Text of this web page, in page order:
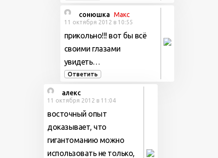
сонюшка Макс
11 октября 2012 в 10:55
прикольно!!! вот бы всё
своими глазами
увидеть…
Ответить
алекс
11 октября 2012 в 11:04
восточный опыт
доказывает, что
гигантоманию можно
использовать не только,